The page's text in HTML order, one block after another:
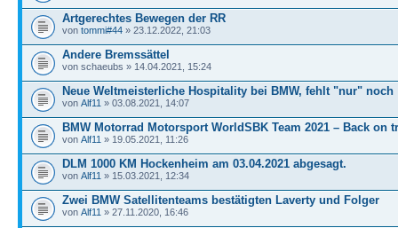
Artgerechtes Bewegen der RR
von tommi#44 » 23.12.2022, 21:03
Andere Bremssättel
von schaeubs » 14.04.2021, 15:24
Neue Weltmeisterliche Hospitality bei BMW, fehlt "nur" noch
von Alf11 » 03.08.2021, 14:07
BMW Motorrad Motorsport WorldSBK Team 2021 – Back on
von Alf11 » 19.05.2021, 11:26
DLM 1000 KM Hockenheim am 03.04.2021 abgesagt.
von Alf11 » 15.03.2021, 12:34
Zwei BMW Satellitenteams bestätigten Laverty und Folger
von Alf11 » 27.11.2020, 16:46